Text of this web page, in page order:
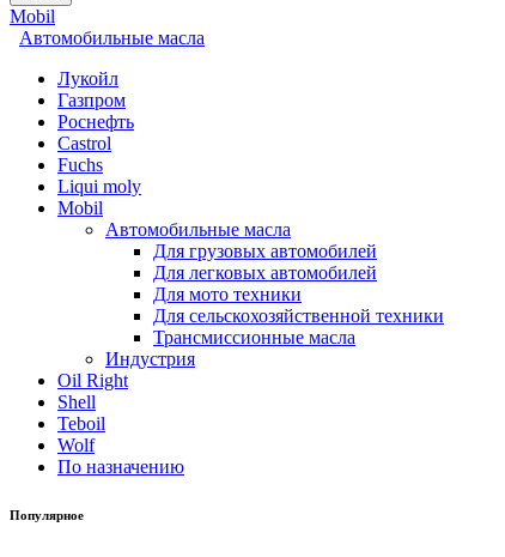
Mobil
Автомобильные масла
Лукойл
Газпром
Роснефть
Castrol
Fuchs
Liqui moly
Mobil
Автомобильные масла
Для грузовых автомобилей
Для легковых автомобилей
Для мото техники
Для сельскохозяйственной техники
Трансмиссионные масла
Индустрия
Oil Right
Shell
Teboil
Wolf
По назначению
Популярное